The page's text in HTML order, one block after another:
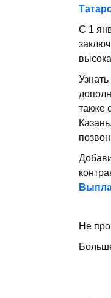
С 1
также
Не